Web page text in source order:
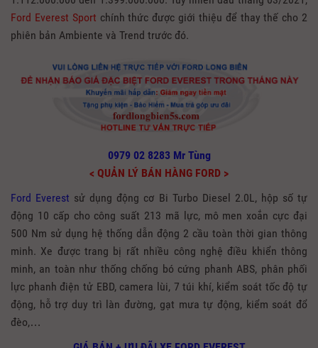
Ford Everest Sport chính thức được giới thiệu để thay thế cho 2
phiên bản Ambiente và Trend trước đó.
0979 02 8283 Mr Tùng
< QUẢN LÝ BÁN HÀNG FORD >
Ford Everest sử dụng động cơ Bi Turbo Diesel 2.0L, hộp số tự
động 10 cấp cho công suất 213 mã lực, mô men xoắn cực đại
500 Nm sử dụng hệ thống dẫn động 2 cầu toàn thời gian thông
minh. Xe đượctrang bị rất nhiều công nghệ điều khiển thông
minh, an toàn như thống chống bó cứng phanh ABS, phân phối
lực phanh điện tử EBD, camera lùi, 7 túi khí, kiểm soát tốc độ tự
động, hỗ trợ duy trì làn đường, gạt mưa tự động, kiểm soát đổ
đèo,…